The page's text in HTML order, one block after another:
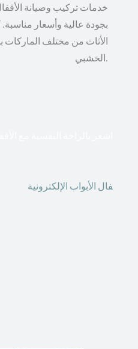
خدمات تركيب وصيانة
بجودة عالية وأسعار
الأثاث من مختلف الماركات
الخشبي.
فال الأبواب الإلكترونية